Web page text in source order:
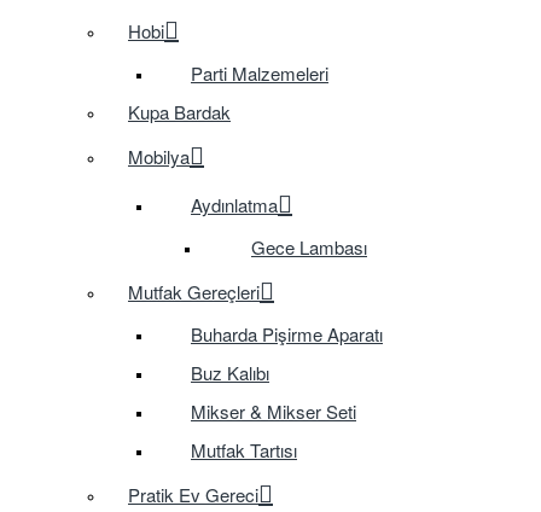
Hobi
Parti Malzemeleri
Kupa Bardak
Mobilya
Aydınlatma
Gece Lambası
Mutfak Gereçleri
Buharda Pişirme Aparatı
Buz Kalıbı
Mikser & Mikser Seti
Mutfak Tartısı
Pratik Ev Gereci